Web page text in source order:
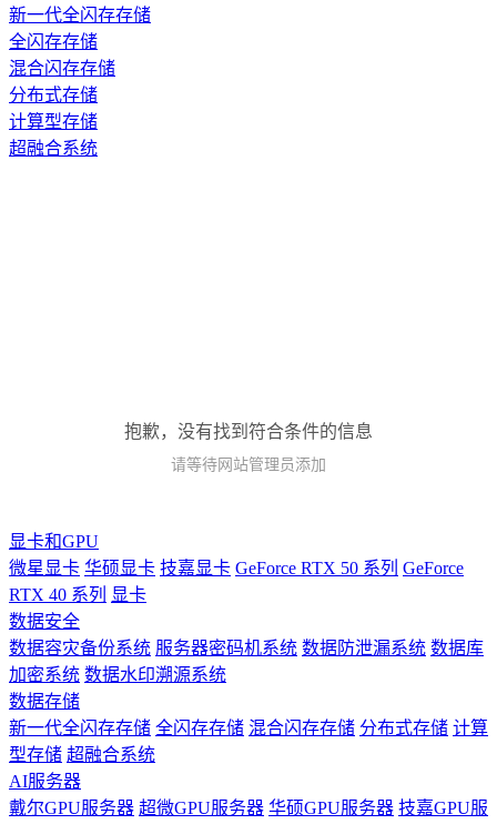
新一代全闪存存储
全闪存存储
混合闪存存储
分布式存储
计算型存储
超融合系统
抱歉，没有找到符合条件的信息
请等待网站管理员添加
显卡和GPU
微星显卡 华硕显卡 技嘉显卡 GeForce RTX 50 系列 GeForce
RTX 40 系列 显卡
数据安全
数据容灾备份系统 服务器密码机系统 数据防泄漏系统 数据库
加密系统 数据水印溯源系统
数据存储
新一代全闪存存储 全闪存存储 混合闪存存储 分布式存储 计算
型存储 超融合系统
AI服务器
戴尔GPU服务器 超微GPU服务器 华硕GPU服务器 技嘉GPU服